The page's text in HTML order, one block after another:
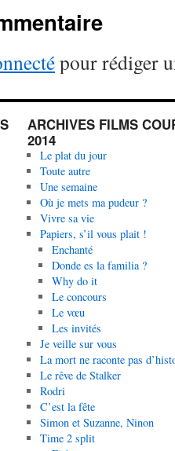
pour rédiger
ARCHIVES FILMS
2014
Le plat du jour
Toute autre
Une semaine
Où je mets ma pudeur ?
Vivre sa vie
Papiers, s’il vous plait !
Enchanté
Donde es la familia ?
Why do it
Le concours
Le vœu
Les invités
Je veille sur vous
La mort ne raconte pas
Le rêve de Stalker
Rodri
C’est la fête
Simon et Suzanne, Ninon
Time 2 split